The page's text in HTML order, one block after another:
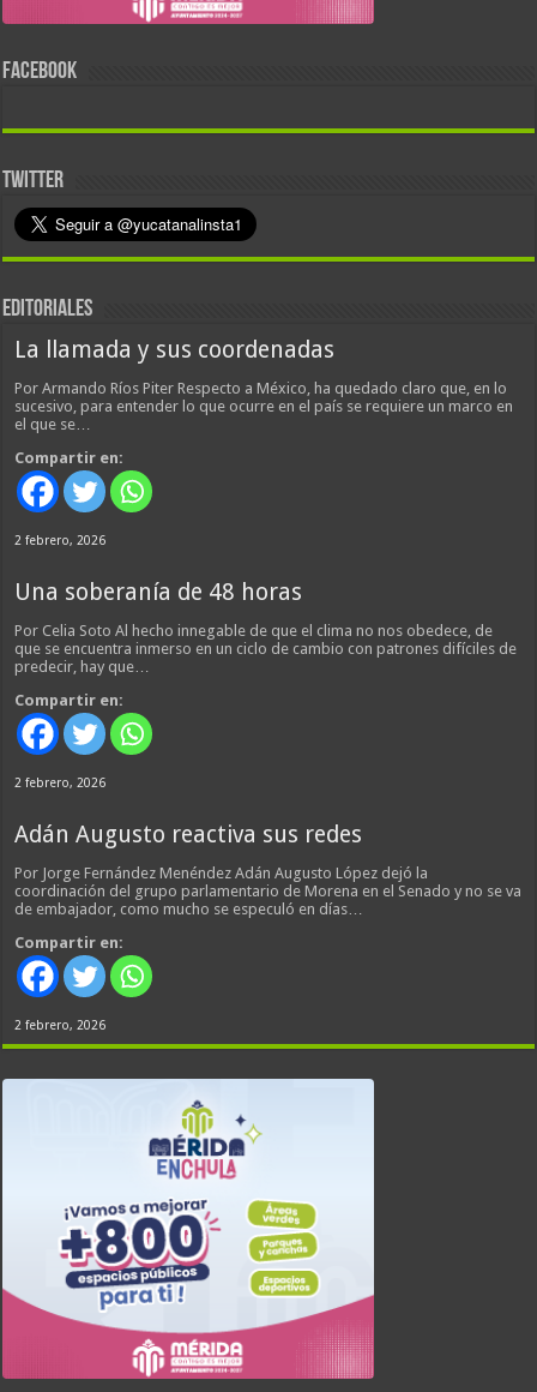
FACEBOOK
TWITTER
EDITORIALES
La llamada y sus coordenadas
Por Armando Ríos Piter Respecto a México, ha quedado claro que, en lo
sucesivo, para entender lo que ocurre en el país se requiere un marco en
el que se…
Compartir en:
2 febrero, 2026
Una soberanía de 48 horas
Por Celia Soto Al hecho innegable de que el clima no nos obedece, de
que se encuentra inmerso en un ciclo de cambio con patrones difíciles de
predecir, hay que…
Compartir en:
2 febrero, 2026
Adán Augusto reactiva sus redes
Por Jorge Fernández Menéndez Adán Augusto López dejó la
coordinación del grupo parlamentario de Morena en el Senado y no se va
de embajador, como mucho se especuló en días…
Compartir en:
2 febrero, 2026